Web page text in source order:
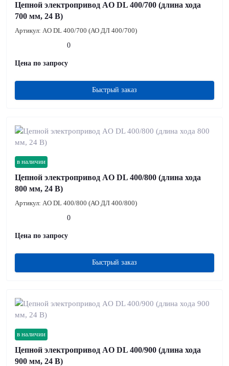
Цепной электропривод AO DL 400/700 (длина хода
700 мм, 24 В)
Артикул: AO DL 400/700 (АО ДЛ 400/700)
0
Цена по запросу
Быстрый заказ
в наличии
Цепной электропривод AO DL 400/800 (длина хода
800 мм, 24 В)
Артикул: AO DL 400/800 (АО ДЛ 400/800)
0
Цена по запросу
Быстрый заказ
в наличии
Цепной электропривод AO DL 400/900 (длина хода
900 мм, 24 В)